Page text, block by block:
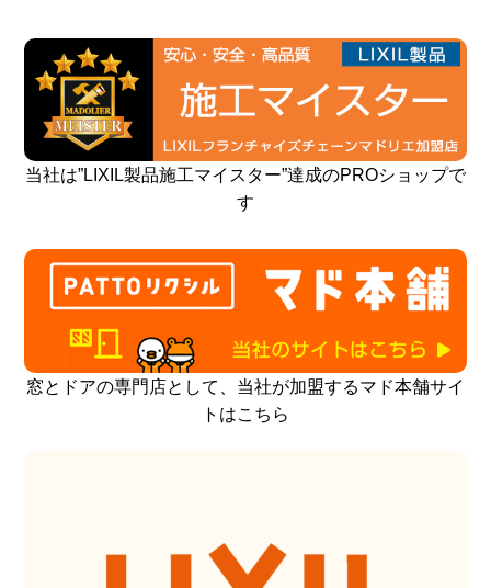
当社は”LIXIL製品施工マイスター”達成のPROショップで
す
窓とドアの専門店として、当社が加盟するマド本舗サイ
トはこちら